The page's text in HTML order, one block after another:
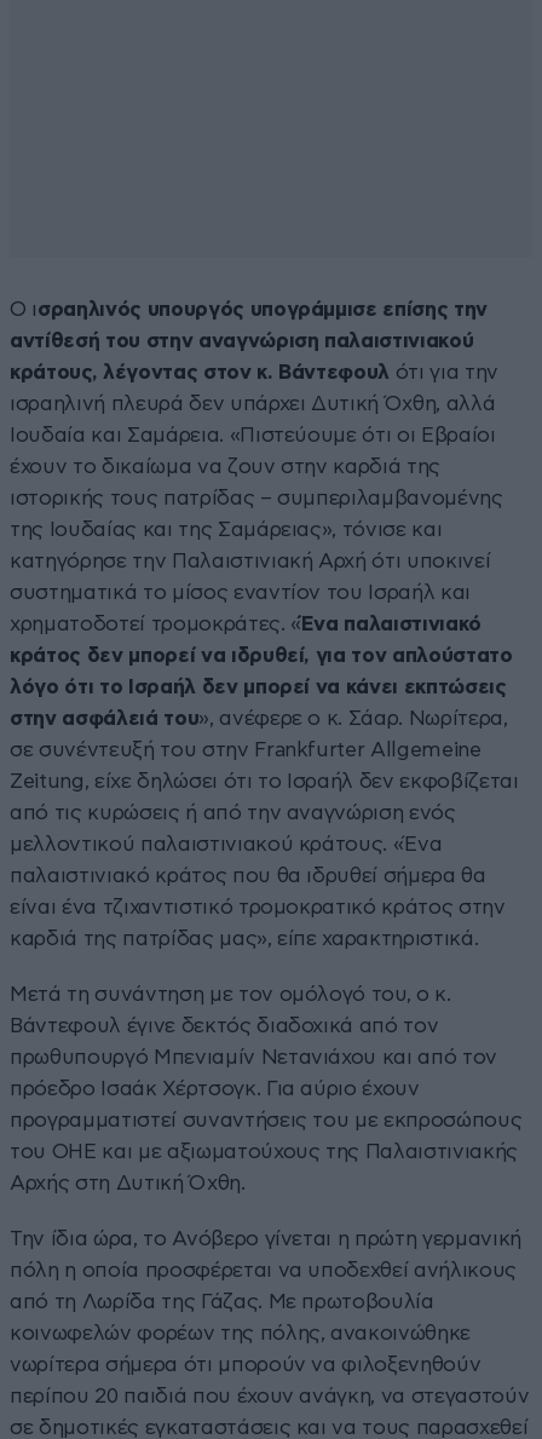
Ο ισραηλινός υπουργός υπογράμμισε επίσης την
αντίθεσή του στην αναγνώριση παλαιστινιακού
κράτους, λέγοντας στον κ. Βάντεφουλ ότι για την
ισραηλινή πλευρά δεν υπάρχει Δυτική Όχθη, αλλά
Ιουδαία και Σαμάρεια. «Πιστεύουμε ότι οι Εβραίοι
έχουν το δικαίωμα να ζουν στην καρδιά της
ιστορικής τους πατρίδας – συμπεριλαμβανομένης
της Ιουδαίας και της Σαμάρειας», τόνισε και
κατηγόρησε την Παλαιστινιακή Αρχή ότι υποκινεί
συστηματικά το μίσος εναντίον του Ισραήλ και
χρηματοδοτεί τρομοκράτες. «Ένα παλαιστινιακό
κράτος δεν μπορεί να ιδρυθεί, για τον απλούστατο
λόγο ότι το Ισραήλ δεν μπορεί να κάνει εκπτώσεις
στην ασφάλειά του», ανέφερε ο κ. Σάαρ. Νωρίτερα,
σε συνέντευξή του στην Frankfurter Allgemeine
Zeitung, είχε δηλώσει ότι το Ισραήλ δεν εκφοβίζεται
από τις κυρώσεις ή από την αναγνώριση ενός
μελλοντικού παλαιστινιακού κράτους. «Ένα
παλαιστινιακό κράτος που θα ιδρυθεί σήμερα θα
είναι ένα τζιχαντιστικό τρομοκρατικό κράτος στην
καρδιά της πατρίδας μας», είπε χαρακτηριστικά.
Μετά τη συνάντηση με τον ομόλογό του, ο κ.
Βάντεφουλ έγινε δεκτός διαδοχικά από τον
πρωθυπουργό Μπενιαμίν Νετανιάχου και από τον
πρόεδρο Ισαάκ Χέρτσογκ. Για αύριο έχουν
προγραμματιστεί συναντήσεις του με εκπροσώπους
του ΟΗΕ και με αξιωματούχους της Παλαιστινιακής
Αρχής στη Δυτική Όχθη.
Την ίδια ώρα, το Ανόβερο γίνεται η πρώτη γερμανική
πόλη η οποία προσφέρεται να υποδεχθεί ανήλικους
από τη Λωρίδα της Γάζας. Με πρωτοβουλία
κοινωφελών φορέων της πόλης, ανακοινώθηκε
νωρίτερα σήμερα ότι μπορούν να φιλοξενηθούν
περίπου 20 παιδιά που έχουν ανάγκη, να στεγαστούν
σε δημοτικές εγκαταστάσεις και να τους παρασχεθεί